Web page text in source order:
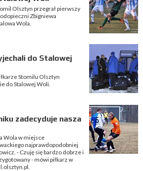
Olsztyn przegrał pierwszy
Zbigniewa
Wola.
do Stalowej
Stomilu Olsztyn
do Stalowej Woli.
zadecyduje nasza
Wola w miejsce
najprawdopodobniej
- Czuję się bardzo dobrze i
- mówi piłkarz w